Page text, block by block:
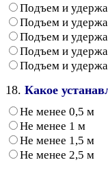
Подъем и
Подъем и
Подъем и
Подъем и
Подъем и
18. Какое
Не менее 0,5 м
Не менее 1 м
Не менее 1,5 м
Не менее 2,5 м